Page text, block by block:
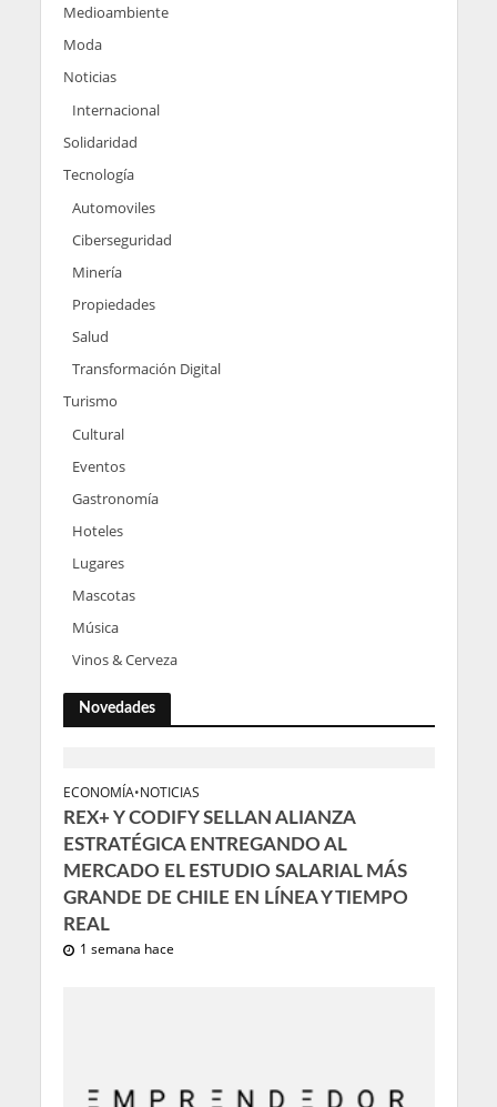
Medioambiente
Moda
Noticias
Internacional
Solidaridad
Tecnología
Automoviles
Ciberseguridad
Minería
Propiedades
Salud
Transformación Digital
Turismo
Cultural
Eventos
Gastronomía
Hoteles
Lugares
Mascotas
Música
Vinos & Cerveza
Novedades
ECONOMÍA•NOTICIAS
REX+ Y CODIFY SELLAN ALIANZA
ESTRATÉGICA ENTREGANDO AL
MERCADO EL ESTUDIO SALARIAL MÁS
GRANDE DE CHILE EN LÍNEA Y TIEMPO
REAL
1 semana hace